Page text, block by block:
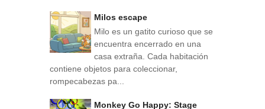
Milos escape
Milo es un gatito curioso que se
encuentra encerrado en una
casa extraña. Cada habitación
contiene objetos para coleccionar,
rompecabezas pa...
Monkey Go Happy: Stage